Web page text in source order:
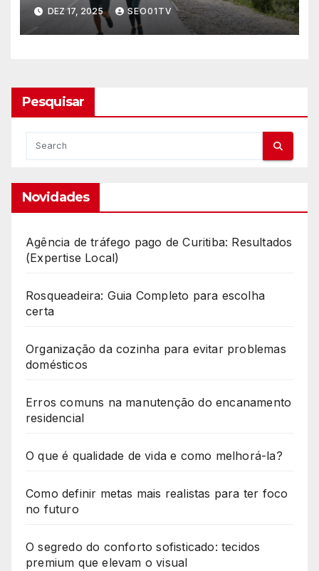
DEZ 17, 2025 SEO01TV
Pesquisar
Novidades
Agência de tráfego pago de Curitiba: Resultados
(Expertise Local)
Rosqueadeira: Guia Completo para escolha
certa
Organização da cozinha para evitar problemas
domésticos
Erros comuns na manutenção do encanamento
residencial
O que é qualidade de vida e como melhorá-la?
Como definir metas mais realistas para ter foco
no futuro
O segredo do conforto sofisticado: tecidos
premium que elevam o visual